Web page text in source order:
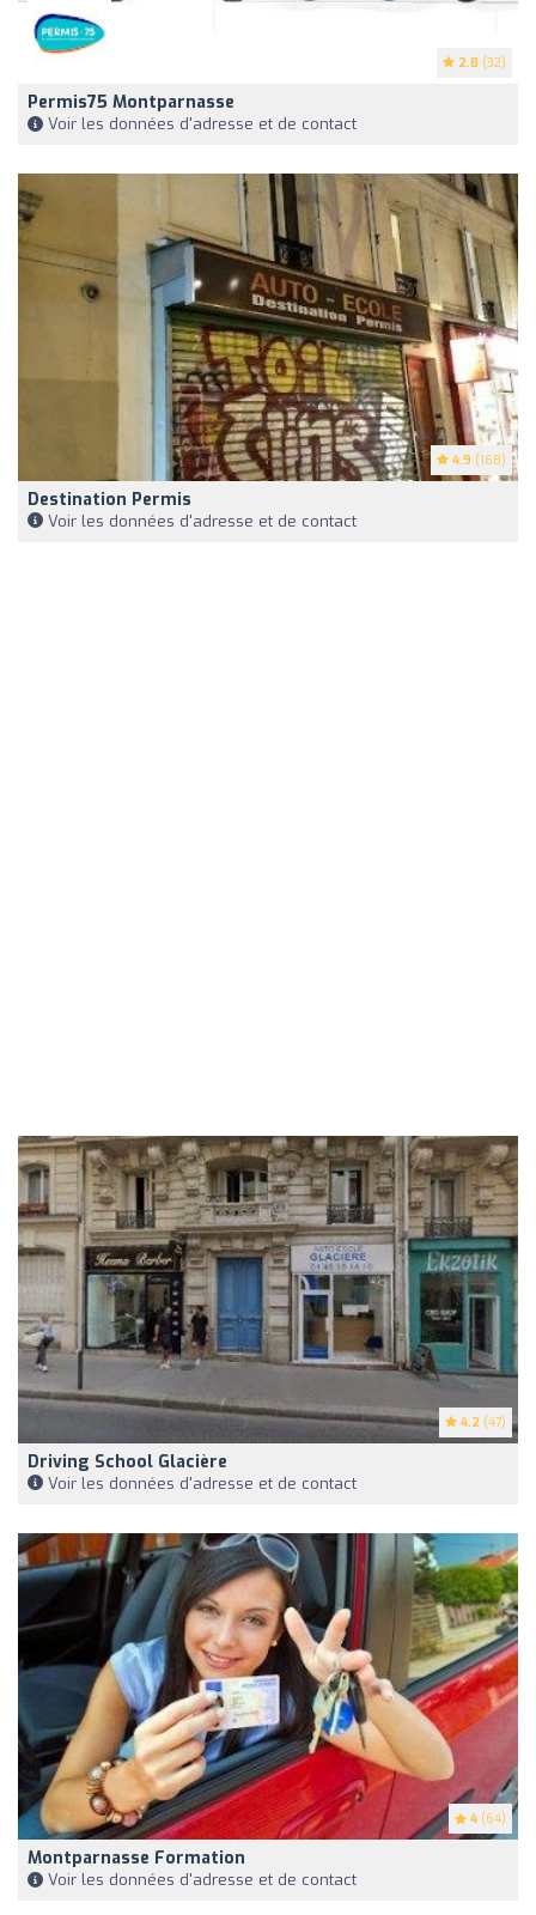
2.8 (32)
Permis75 Montparnasse
Voir les données d'adresse et de contact
4.9 (168)
Destination Permis
Voir les données d'adresse et de contact
4.2 (47)
Driving School Glacière
Voir les données d'adresse et de contact
4 (64)
Montparnasse Formation
Voir les données d'adresse et de contact